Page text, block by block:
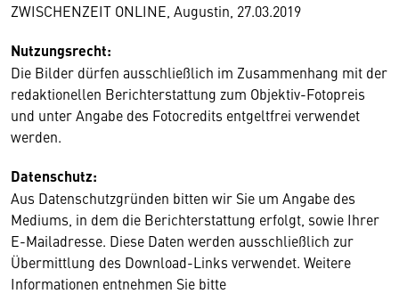
ZWISCHENZEIT ONLINE, Augustin, 27.03.2019
Nutzungsrecht:
Die Bilder dürfen ausschließlich im Zusammenhang mit der
redaktionellen Berichterstattung zum Objektiv-Fotopreis
und unter Angabe des Fotocredits entgeltfrei verwendet
werden.
Datenschutz:
Aus Datenschutzgründen bitten wir Sie um Angabe des
Mediums, in dem die Berichterstattung erfolgt, sowie Ihrer
E-Mailadresse. Diese Daten werden ausschließlich zur
Übermittlung des Download-Links verwendet. Weitere
Informationen entnehmen Sie bitte